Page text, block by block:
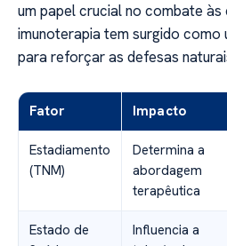
um papel crucial no combate
imunoterapia tem surgido
para reforçar as defesas
Fator Impacto
Estadiamento
(TNM)
Determina a
abordagem
terapêutica
Estado de
Influencia a